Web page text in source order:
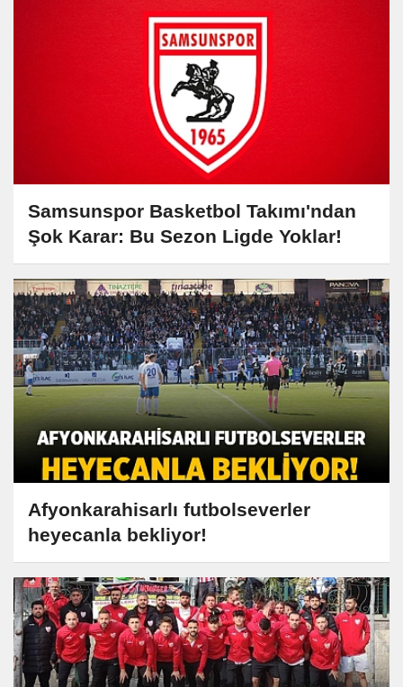
Samsunspor Basketbol Takımı'ndan
Şok Karar: Bu Sezon Ligde Yoklar!
Afyonkarahisarlı futbolseverler
heyecanla bekliyor!